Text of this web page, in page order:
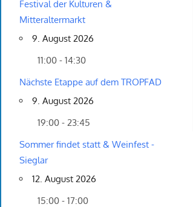
Festival der Kulturen &
Mitteraltermarkt
9. August 2026
11:00 - 14:30
Nächste Etappe auf dem TROPFAD
9. August 2026
19:00 - 23:45
Sommer findet statt & Weinfest -
Sieglar
12. August 2026
15:00 - 17:00